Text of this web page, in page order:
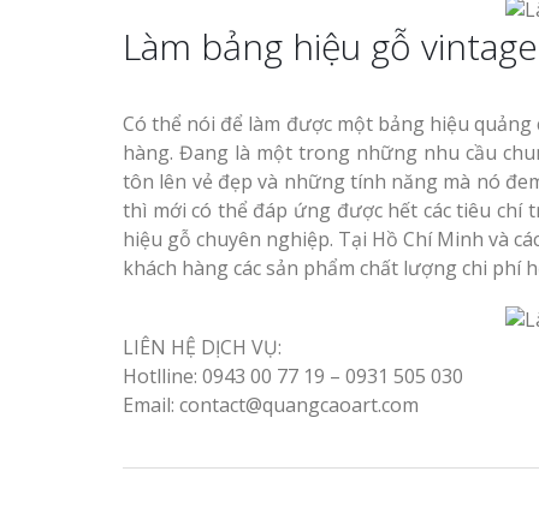
Làm bảng hiệu gỗ
Có thể nói để làm được một bảng hiệu quảng
hàng. Đang là một trong những nhu cầu
tôn lên vẻ đẹp và những tính năng mà nó
thì mới có thể đáp ứng được hết các tiêu chí
hiệu gỗ chuyên nghiệp. Tại Hồ Chí Minh và
khách hàng các sản phẩm chất lượng chi
LIÊN HỆ DỊCH VỤ:
Hotlline: 0943 00 77 19 – 0931 505 030
Email: contact@quangcaoart.com